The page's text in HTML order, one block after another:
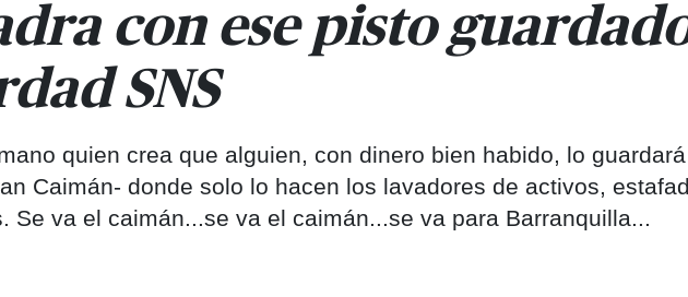
con ese pisto
SNS
quien crea que alguien, con dinero bien habido, lo
Caimán- donde solo lo hacen los lavadores de activos,
Se va el caimán...se va el caimán...se va para Barranquilla...